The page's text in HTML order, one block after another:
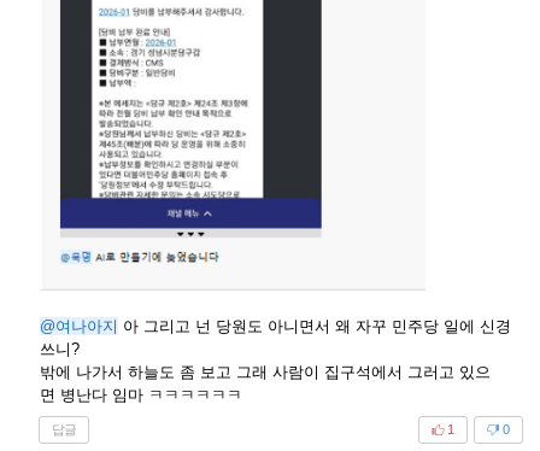
@여나아지 아 그리고 넌 당원도 아니면서 왜 자꾸 민주당 일에 신경
쓰니?
밖에 나가서 하늘도 좀 보고 그래 사람이 집구석에서 그러고 있으
면 병난다 임마 ㅋㅋㅋㅋㅋㅋ
답글 0
1